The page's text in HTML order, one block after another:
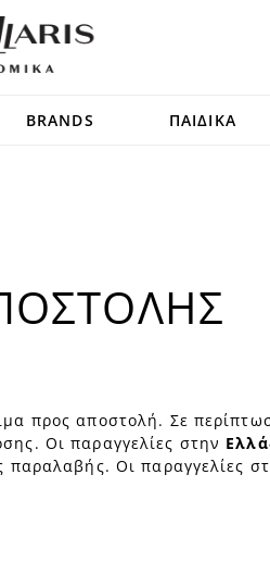
BRANDS ΠΑΙΔΙΚΑ
προς αποστολή. Σε
Οι παραγγελίες στην
Οι παραγγελίες